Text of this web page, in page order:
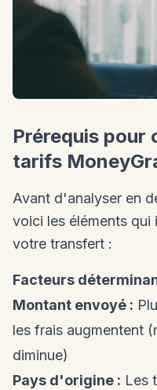
Prérequis pour
tarifs
Avant d'analyser en
voici les éléments
votre transfert :
Facteurs
Montant envoyé :
les frais augmentent
diminue)
Pays d'origine : Les